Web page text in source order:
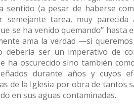
sentido (a pesar de haberse
semejante tarea, muy
se ha venido quemando” hasta
ama la verdad —si
ser un imperativo de
ha oscurecido sino también
durante años y cuyos
de la Iglesia por obra de tantos
en sus aguas contaminadas.